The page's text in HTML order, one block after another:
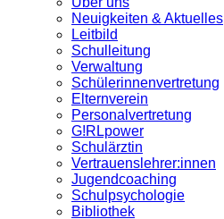
Neuigkeiten & Aktuelles
Leitbild
Schulleitung
Verwaltung
Schülerinnenvertretung
Elternverein
Personalvertretung
G!RLpower
Schulärztin
Vertrauenslehrer:innen
Jugendcoaching
Schulpsychologie
Bibliothek